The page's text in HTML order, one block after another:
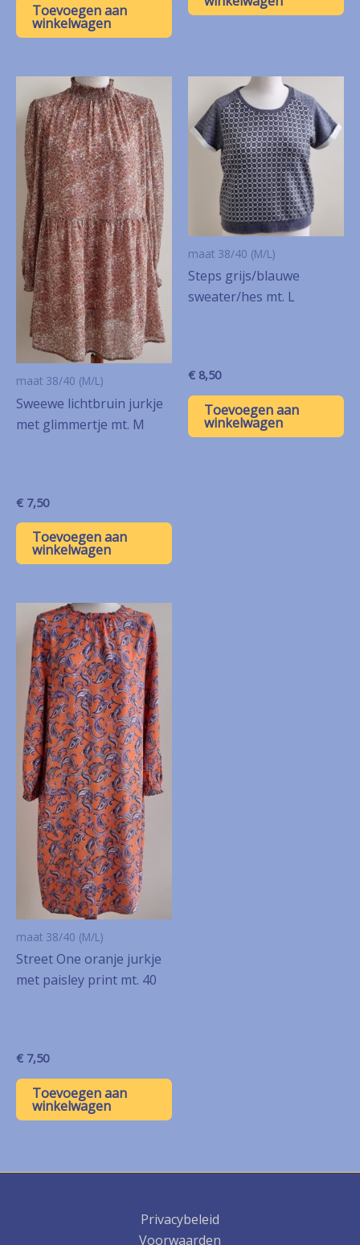
Toevoegen aan
winkelwagen
maat 38/40 (M/L)
Sweewe lichtbruin jurkje
met glimmertje mt. M
€ 7,50
Toevoegen aan
winkelwagen
maat 38/40 (M/L)
Steps grijs/blauwe
sweater/hes mt. L
€ 8,50
Toevoegen aan
winkelwagen
maat 38/40 (M/L)
Street One oranje jurkje
met paisley print mt. 40
€ 7,50
Toevoegen aan
winkelwagen
Privacybeleid
Voorwaarden